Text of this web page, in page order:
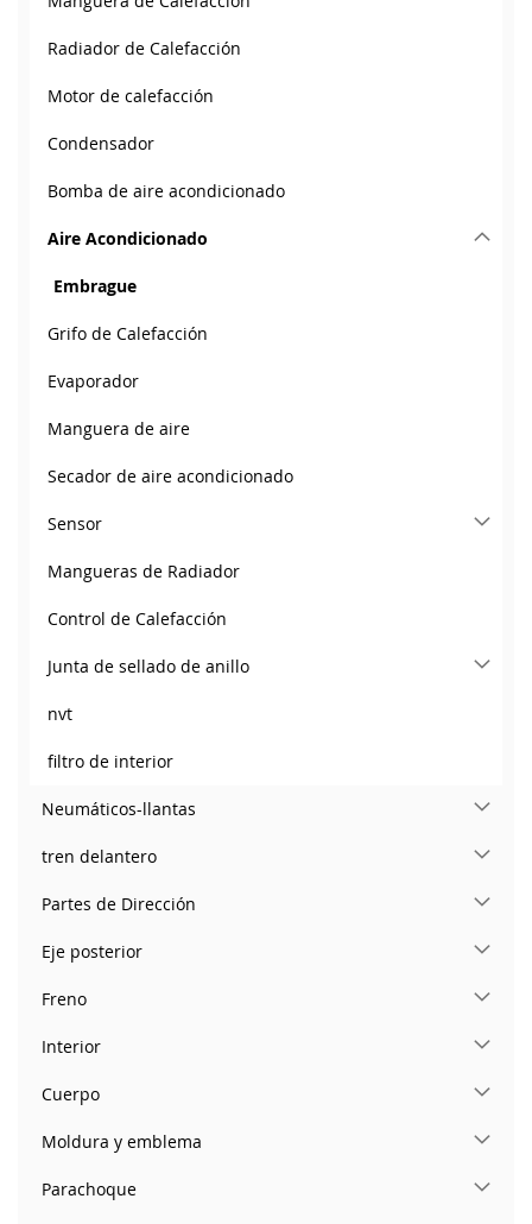
Radiador de Calefacción
Motor de calefacción
Condensador
Bomba de aire acondicionado
Aire Acondicionado
Embrague
Grifo de Calefacción
Evaporador
Manguera de aire
Secador de aire acondicionado
Sensor
Mangueras de Radiador
Control de Calefacción
Junta de sellado de anillo
nvt
filtro de interior
Neumáticos-llantas
tren delantero
Partes de Dirección
Eje posterior
Freno
Interior
Cuerpo
Moldura y emblema
Parachoque